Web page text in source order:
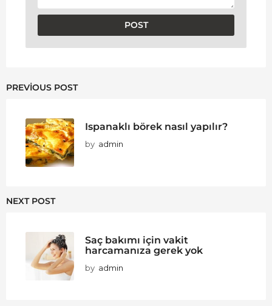
PREVIOUS POST
Ispanaklı börek nasıl yapılır?
by admin
NEXT POST
Saç bakımı için vakit
harcamanıza gerek yok
by admin